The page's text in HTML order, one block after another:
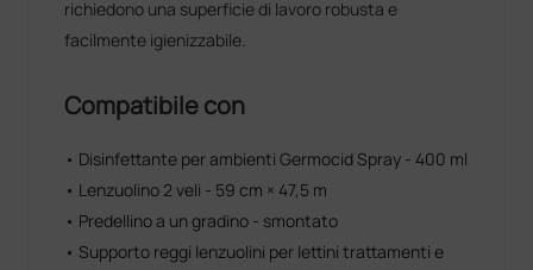
richiedono una superficie di lavoro robusta e
facilmente igienizzabile.
Compatibile con
• Disinfettante per ambienti Germocid Spray - 400 ml
• Lenzuolino 2 veli - 59 cm × 47,5 m
• Predellino a un gradino - smontato
• Supporto reggi lenzuolini per lettini trattamenti e